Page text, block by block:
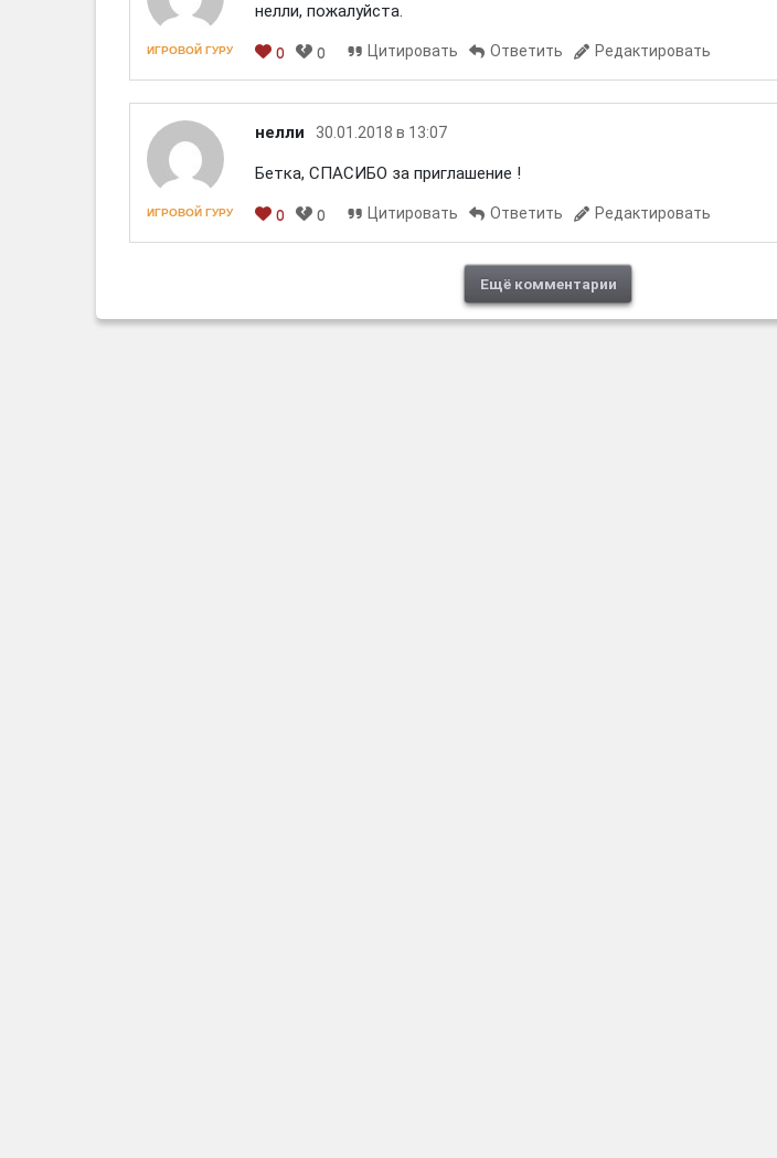
ИГРОВОЙ ГУРУ
нелли, пожалуйста.
0 0 Цитировать Ответить Редактировать
ИГРОВОЙ ГУРУ
нелли 30.01.2018 в 13:07
Бетка, СПАСИБО за приглашение !
0 0 Цитировать Ответить Редактировать
Ещё комментарии